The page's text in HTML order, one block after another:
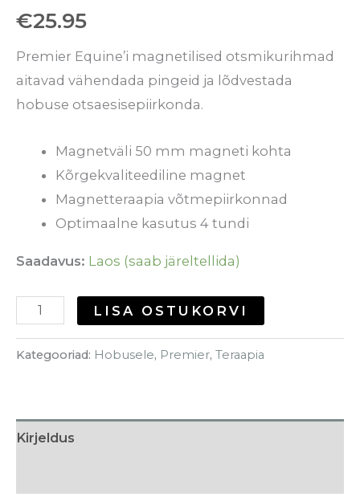
€25.95
Premier Equine’i magnetilised otsmikurihmad
aitavad vähendada pingeid ja lõdvestada
hobuse otsaesisepiirkonda.
Magnetväli 50 mm magneti kohta
Kõrgekvaliteediline magnet
Magnetteraapia võtmepiirkonnad
Optimaalne kasutus 4 tundi
Saadavus: Laos (saab järeltellida)
LISA OSTUKORVI
Kategooriad: Hobusele, Premier, Teraapia
Kirjeldus